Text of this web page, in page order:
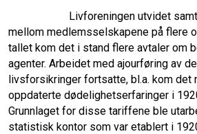
Livforeningen utvidet
mellom medlemsselskapene på flere
tallet kom det i stand flere avtaler om
agenter. Arbeidet med ajourføring av
livsforsikringer fortsatte, bl.a. kom det
oppdaterte dødelighetserfaringer i
Grunnlaget for disse tariffene ble
statistisk kontor som var etablert i